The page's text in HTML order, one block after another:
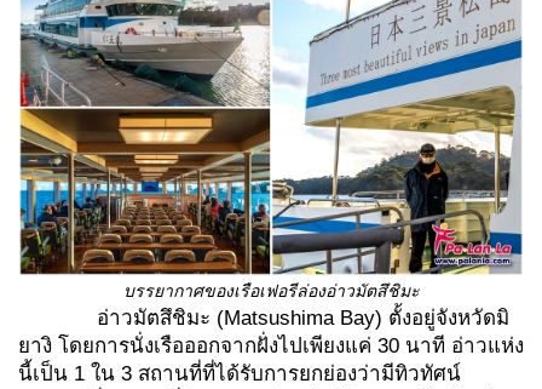
บรรยากาศของเรือเฟอรีล่องอ่าวมัตสึชิมะ
อ่าวมัตสึชิมะ (Matsushima Bay) ตั้งอยู่จังหวัดมิ
ยางิ โดยการนั่งเรือออกจากฝั่งไปเพียงแค่ 30 นาที อ่าวแห่ง
นี้เป็น 1 ใน 3 สถานที่ที่ได้รับการยกย่องว่ามีทิวทัศน์